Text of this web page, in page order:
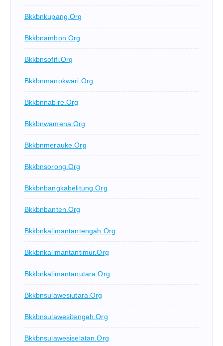
Bkkbnkupang.org
Bkkbnambon.org
Bkkbnsofifi.org
Bkkbnmanokwari.org
Bkkbnnabire.org
Bkkbnwamena.org
Bkkbnmerauke.org
Bkkbnsorong.org
Bkkbnbangkabelitung.org
Bkkbnbanten.org
Bkkbnkalimantantengah.org
Bkkbnkalimantantimur.org
Bkkbnkalimantanutara.org
Bkkbnsulawesiutara.org
Bkkbnsulawesitengah.org
Bkkbnsulawesiselatan.org